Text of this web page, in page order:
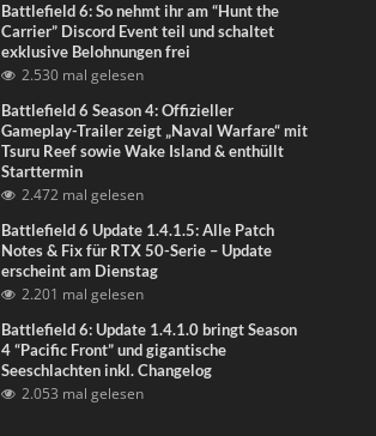
Battlefield 6: So nehmt ihr am “Hunt the
Carrier” Discord Event teil und schaltet
exklusive Belohnungen frei
2.530 mal gelesen
Battlefield 6 Season 4: Offizieller
Gameplay-Trailer zeigt „Naval Warfare“ mit
Tsuru Reef sowie Wake Island & enthüllt
Starttermin
2.472 mal gelesen
Battlefield 6 Update 1.4.1.5: Alle Patch
Notes & Fix für RTX 50-Serie – Update
erscheint am Dienstag
2.201 mal gelesen
Battlefield 6: Update 1.4.1.0 bringt Season
4 “Pacific Front” und gigantische
Seeschlachten inkl. Changelog
2.053 mal gelesen